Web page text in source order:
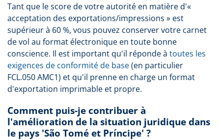
Tant que le score de votre autorité en matière d'«
acceptation des exportations/impressions » est
supérieur à 60 %, vous pouvez conserver votre carnet
de vol au format électronique en toute bonne
conscience. Il est important qu'il réponde à toutes les
exigences de conformité de base(en particulier
FCL.050 AMC1) et qu'il prenne en charge un format
d'exportation imprimable et propre.
Comment puis-je contribuer à
l'amélioration de la situation juridique dans
le pays 'São Tomé et Príncipe' ?